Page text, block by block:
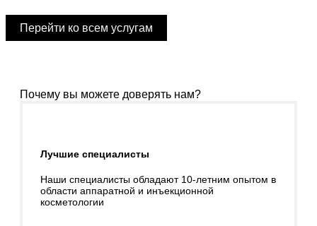
Перейти ко всем услугам
Почему вы можете доверять нам?
Лучшие специалисты
Наши специалисты обладают 10-летним опытом в
области аппаратной и инъекционной
косметологии